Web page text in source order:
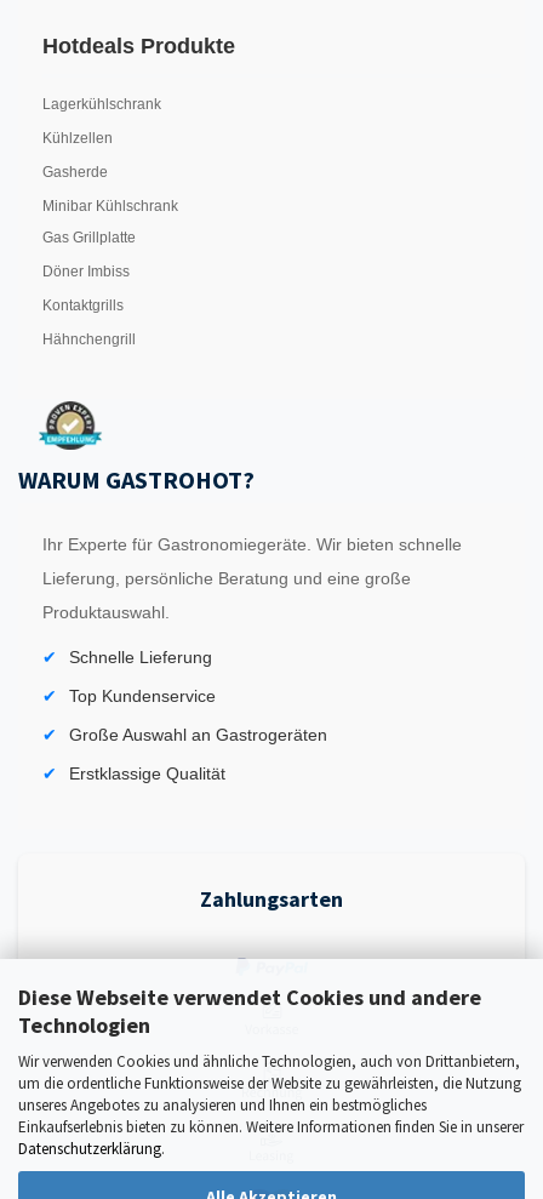
Diese Webseite verwendet Cookies und andere
Technologien
Wir verwenden Cookies und ähnliche Technologien, auch von Drittanbietern,
um die ordentliche Funktionsweise der Website zu gewährleisten, die Nutzung
unseres Angebotes zu analysieren und Ihnen ein bestmögliches
Einkaufserlebnis bieten zu können. Weitere Informationen finden Sie in unserer
Datenschutzerklärung.
Hotdeals Produkte
Lagerkühlschrank
Kühlzellen
Gasherde
Minibar Kühlschrank
Gas Grillplatte
Döner Imbiss
Kontaktgrills
Hähnchengrill
WARUM GASTROHOT?
Ihr Experte für Gastronomiegeräte. Wir bieten schnelle
Lieferung, persönliche Beratung und eine große
Produktauswahl.
Schnelle Lieferung
Top Kundenservice
Große Auswahl an Gastrogeräten
Erstklassige Qualität
Zahlungsarten